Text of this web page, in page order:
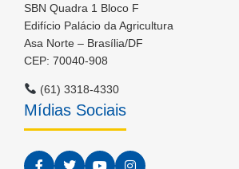
SBN Quadra 1 Bloco F
Edifício Palácio da Agricultura
Asa Norte – Brasília/DF
CEP: 70040-908
(61) 3318-4330
Mídias Sociais